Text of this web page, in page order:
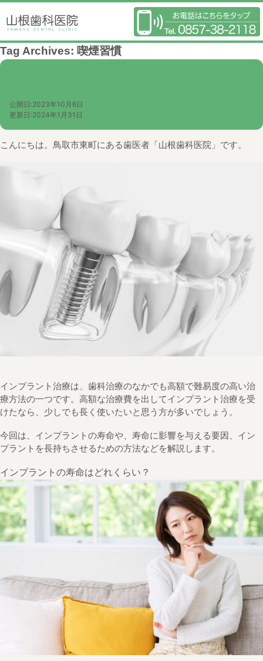
Tag Archives: 喫煙習慣
公開日:2023年10月6日
更新日:2024年1月31日
こんにちは。鳥取市東町にある歯医者「山根歯科医院」です。
インプラント治療は、歯科治療のなかでも高額で難易度の高い治
療方法の一つです。高額な治療費を出してインプラント治療を受
けたなら、少しでも長く使いたいと思う方が多いでしょう。
今回は、インプラントの寿命や、寿命に影響を与える要因、イン
プラントを長持ちさせるための方法などを解説します。
インプラントの寿命はどれくらい？